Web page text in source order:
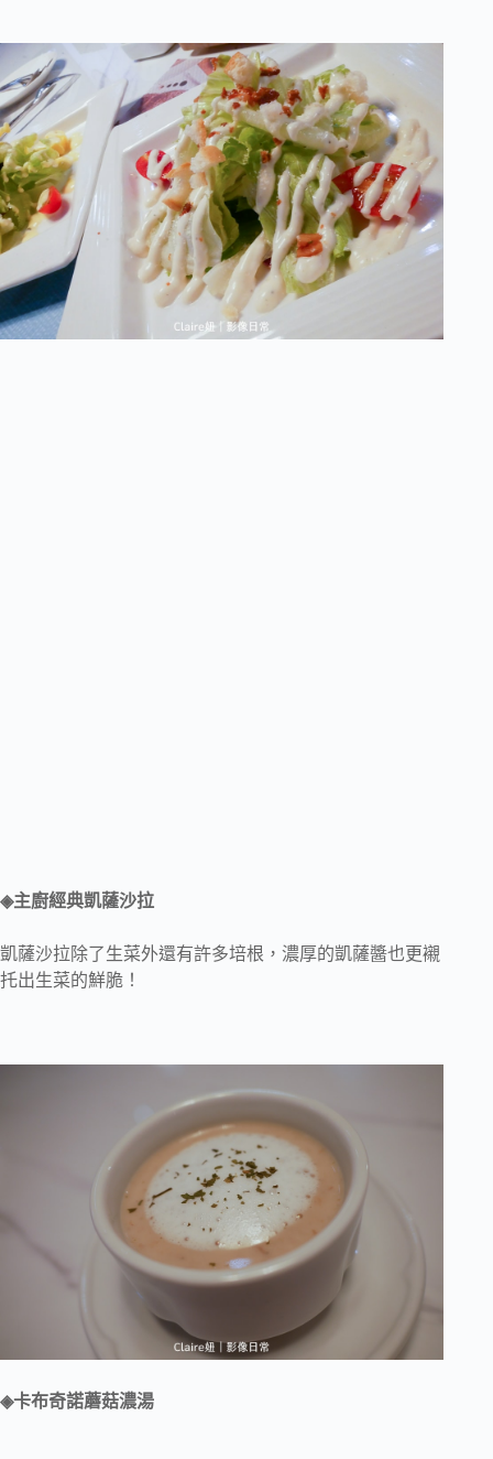
◈主廚經典凱薩沙拉
凱薩沙拉除了生菜外還有許多培根，濃厚的凱薩醬也更襯
托出生菜的鮮脆！
◈卡布奇諾蘑菇濃湯